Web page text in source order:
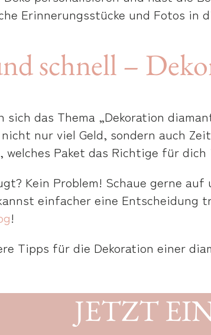
Erinnerungsstücke und Fotos
schnell –
sich das Thema „Dekoration
nur viel Geld, sondern auch
welches Paket das Richtige für
Kein Problem! Schaue gerne auf
einfacher eine
!
Tipps für die Dekoration einer
JETZT